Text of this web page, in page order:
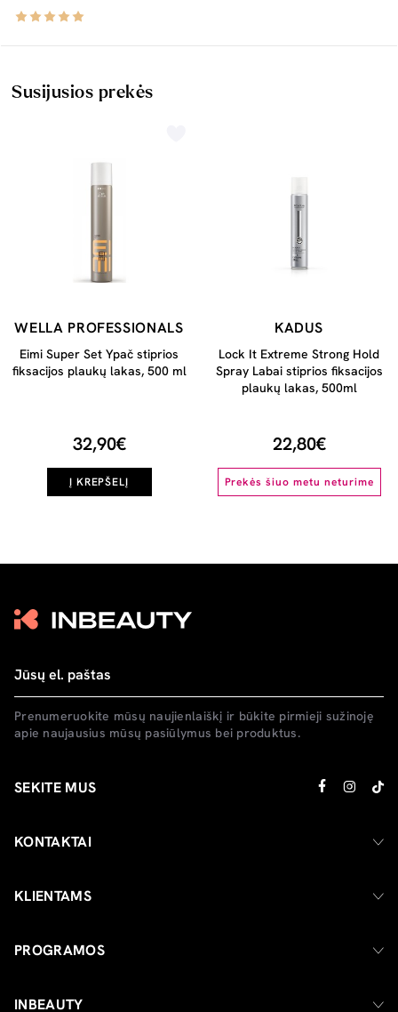
Susijusios prekės
WELLA PROFESSIONALS
Eimi Super Set Ypač stiprios
fiksacijos plaukų lakas, 500 ml
32,90€
Į KREPŠELĮ
KADUS
Lock It Extreme Strong Hold
Spray Labai stiprios fiksacijos
plaukų lakas, 500ml
22,80€
Prekės šiuo metu neturime
Prenumeruokite mūsų naujienlaiškį ir būkite pirmieji sužinoję
apie naujausius mūsų pasiūlymus bei produktus.
SEKITE MUS
KONTAKTAI
KLIENTAMS
PROGRAMOS
INBEAUTY